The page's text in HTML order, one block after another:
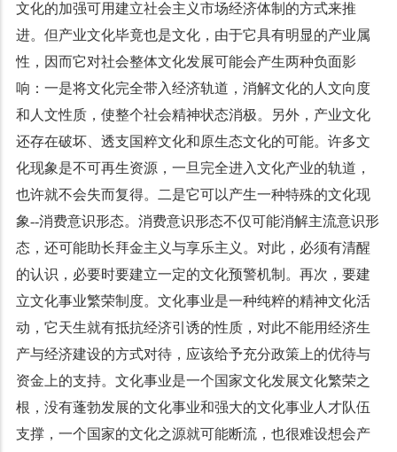
文化的加强可用建立社会主义市场经济体制的方式来推
进。但产业文化毕竟也是文化，由于它具有明显的产业属
性，因而它对社会整体文化发展可能会产生两种负面影
响：一是将文化完全带入经济轨道，消解文化的人文向度
和人文性质，使整个社会精神状态消极。另外，产业文化
还存在破坏、透支国粹文化和原生态文化的可能。许多文
化现象是不可再生资源，一旦完全进入文化产业的轨道，
也许就不会失而复得。二是它可以产生一种特殊的文化现
象--消费意识形态。消费意识形态不仅可能消解主流意识形
态，还可能助长拜金主义与享乐主义。对此，必须有清醒
的认识，必要时要建立一定的文化预警机制。再次，要建
立文化事业繁荣制度。文化事业是一种纯粹的精神文化活
动，它天生就有抵抗经济引诱的性质，对此不能用经济生
产与经济建设的方式对待，应该给予充分政策上的优待与
资金上的支持。文化事业是一个国家文化发展文化繁荣之
根，没有蓬勃发展的文化事业和强大的文化事业人才队伍
支撑，一个国家的文化之源就可能断流，也很难设想会产